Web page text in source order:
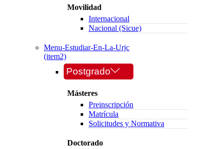
Movilidad
Internacional
Nacional (Sicue)
Menu-Estudiar-En-La-Urjc
(item2)
Postgrado
Másteres
Preinscripción
Matrícula
Solicitudes y Normativa
Doctorado